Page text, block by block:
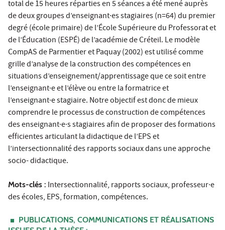
total de 15 heures réparties en 5 séances a été mené auprès
de deux groupes d’enseignant·es stagiaires (n=64) du premier
degré (école primaire) de l’École Supérieure du Professorat et
de l’Éducation (ESPÉ) de l’académie de Créteil. Le modèle
CompAS de Parmentier et Paquay (2002) est utilisé comme
grille d’analyse de la construction des compétences en
situations d’enseignement/apprentissage que ce soit entre
l’enseignant·e et l’élève ou entre la formatrice et
l’enseignant·e stagiaire. Notre objectif est donc de mieux
comprendre le processus de construction de compétences
des enseignant·e·s stagiaires afin de proposer des formations
efficientes articulant la didactique de l’EPS et
l’intersectionnalité des rapports sociaux dans une approche
socio- didactique.
Mots-clés : Intersectionnalité, rapports sociaux, professeur·e
des écoles, EPS, formation, compétences.
PUBLICATIONS, COMMUNICATIONS ET RÉALISATIONS